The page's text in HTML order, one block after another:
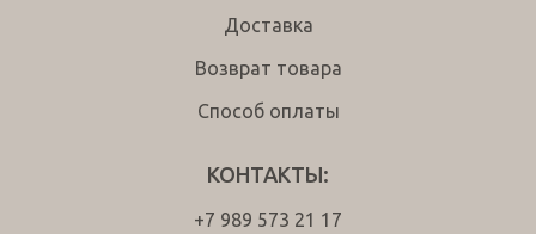
КОНТАКТЫ:
+7 989 573 21 17
Возврат товара
Способ оплаты
Доставка